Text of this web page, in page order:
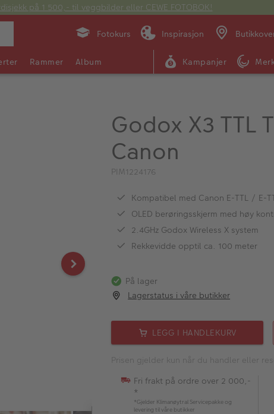
på 1 500,- til veggbilder eller CEWE FOTOBOK!
Fotokurs Inspirasjon
Rammer Album Kampanjer
Godox X3 TTL
Canon
PIM1224176
Kompatibel med Canon E-TTL / E-
OLED berøringsskjerm med høy
2.4GHz Godox Wireless X system
Rekkevidde opptil ca. 100 meter
På lager
Lagerstatus i våre butikker
LEGG I HANDLEKURV
Prisen gjelder kun når du handler eller
Fri frakt på ordre over 2 000,-
*
*Gjelder Klimanøytral Servicepakke og
levering til våre butikker